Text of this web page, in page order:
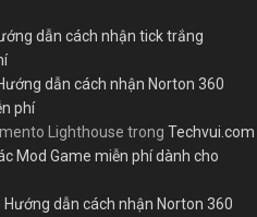
dẫn cách nhận tick trắng
dẫn cách nhận Norton 360
phí
Lighthouse trong Techvui.com
Mod Game miễn phí dành cho
Hướng dẫn cách nhận Norton 360